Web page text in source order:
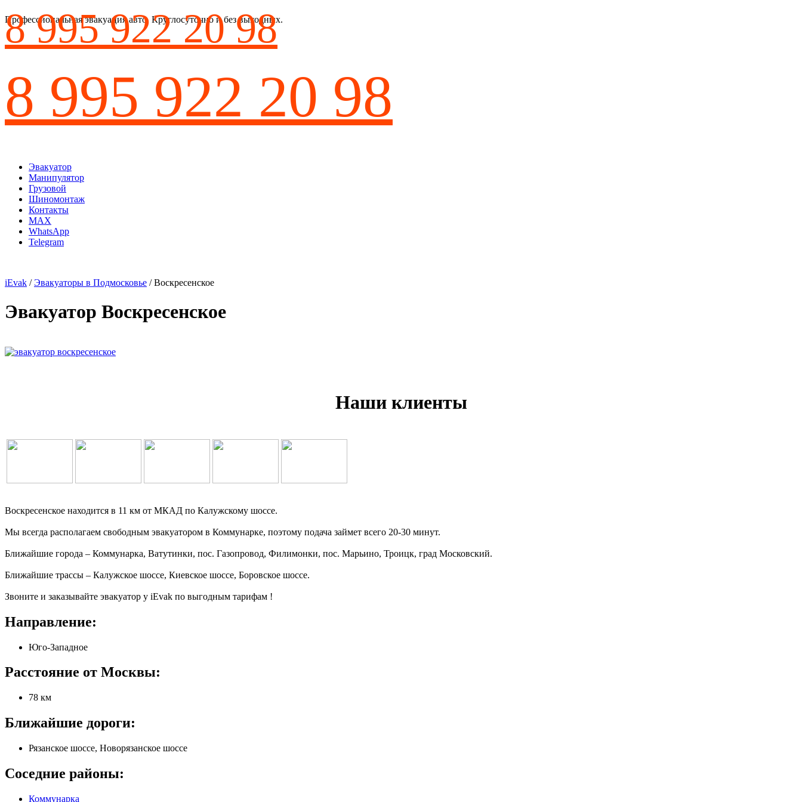
Профессиональная эвакуация авто. Круглосуточно и без выходных.
8 995 922 20 98
8 995 922 20 98
Эвакуатор
Манипулятор
Грузовой
Шиномонтаж
Контакты
MAX
WhatsApp
Telegram
iEvak /Эвакуаторы в Подмосковье / Воскресенское
Эвакуатор Воскресенское
Наши клиенты
Воскресенское находится в 11 км от МКАД по Калужскому шоссе.
Мы всегда располагаем свободным эвакуатором в Коммунарке, поэтому подача займет всего 20-30 минут.
Ближайшие города – Коммунарка, Ватутинки, пос. Газопровод, Филимонки, пос. Марьино, Троицк, град Московский.
Ближайшие трассы – Калужское шоссе, Киевское шоссе, Боровское шоссе.
Звоните и заказывайте эвакуатор у iEvak по выгодным тарифам !
Направление:
Юго-Западное
Расстояние от Москвы:
78 км
Ближайшие дороги:
Рязанское шоссе, Новорязанское шоссе
Соседние районы:
Коммунарка